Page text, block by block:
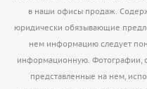
в наши офисы продаж.
юридически обязывающие
нем информацию следует
информационную. Фотографии,
представленные на нем,